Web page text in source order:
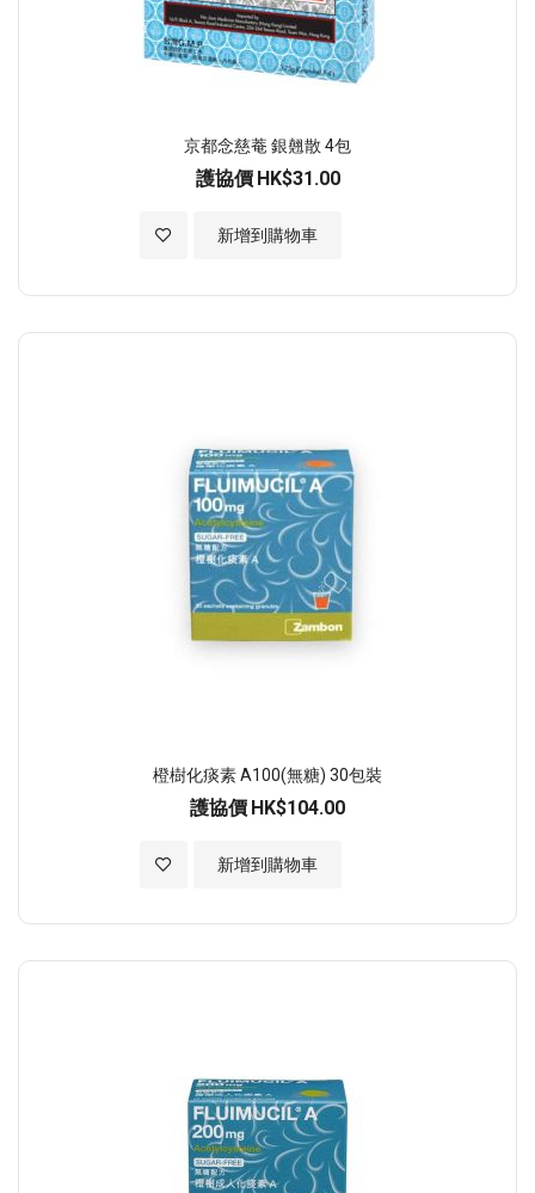
京都念慈菴 銀翹散 4包
護協價 HK$31.00
新增到購物車
加入至願望清單
橙樹化痰素 A100(無糖) 30包裝
護協價 HK$104.00
新增到購物車
加入至願望清單